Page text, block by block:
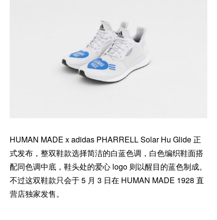
HUMAN MADE x adidas PHARRELL Solar Hu Glide 正
式发布，整双鞋款选择简洁的白蓝色调，白色编织鞋面搭
配同色调中底，鞋头处的爱心 logo 则以醒目的蓝色制成。
不过这双鞋款只会于 5 月 3 日在 HUMAN MADE 1928 直
营店独家发售。